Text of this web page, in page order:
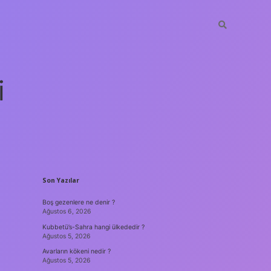
SIDEBAR
Son Yazılar
Boş gezenlere ne denir ?
Ağustos 6, 2026
Kubbetü’s-Sahra hangi ülkededir ?
Ağustos 5, 2026
Avarların kökeni nedir ?
Ağustos 5, 2026